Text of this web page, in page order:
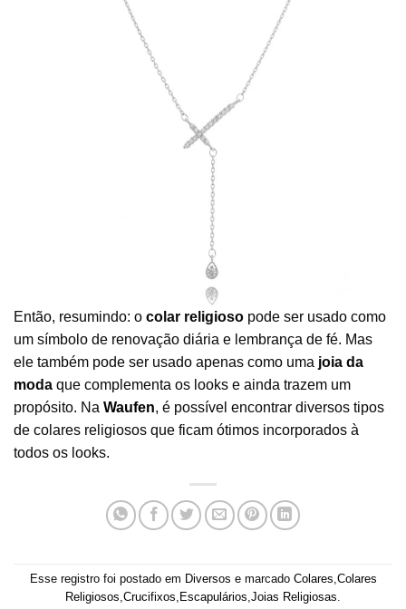
Então, resumindo: o colar religioso pode ser usado como
um símbolo de renovação diária e lembrança de fé. Mas
ele também pode ser usado apenas como uma joia da
moda que complementa os looks e ainda trazem um
propósito. Na Waufen, é possível encontrar diversos tipos
de colares religiosos que ficam ótimos incorporados à
todos os looks.
Esse registro foi postado em Diversos e marcado Colares,Colares
Religiosos,Crucifixos, Escapulários,Joias Religiosas.